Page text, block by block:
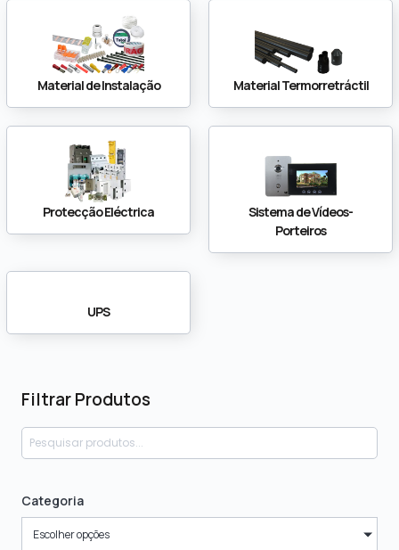
Material de Instalação Material Termorretráctil
Protecção Eléctrica
Sistema de Vídeos-
Porteiros
UPS
Filtrar Produtos
Categoria
Escolher opções